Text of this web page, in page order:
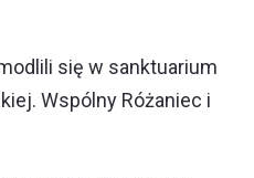
się w sanktuarium
Wspólny Różaniec i